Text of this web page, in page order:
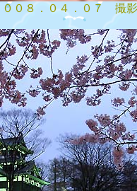
００８．０４．０